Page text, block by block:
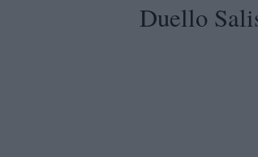
Duello